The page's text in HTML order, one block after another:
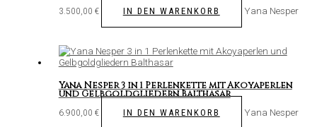
3.500,00 € IN DEN WARENKORB Yana Nesper
Yana Nesper 3 in 1 Perlenkette mit Akoyaperlen
und Gelbgoldgliedern Balthasar
6.900,00 € IN DEN WARENKORB Yana Nesper